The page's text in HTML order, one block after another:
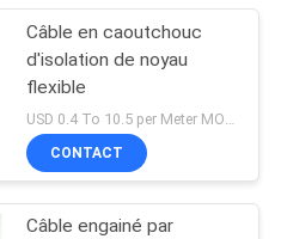
Câble en caoutchouc
d'isolation de noyau
flexible
USD 0.4 To 10.5 per Meter MOQ:1000M
CONTACT
Câble engainé par